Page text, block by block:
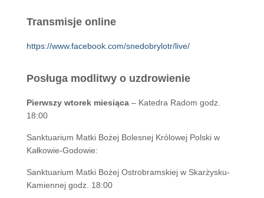
Transmisje online
https://www.facebook.com/snedobrylotr/live/
Posługa modlitwy o uzdrowienie
Pierwszy wtorek miesiąca – Katedra Radom godz.
18:00
Sanktuarium Matki Bożej Bolesnej Królowej Polski w
Kałkowie-Godowie:
Sanktuarium Matki Bożej Ostrobramskiej w Skarżysku-
Kamiennej godz. 18:00